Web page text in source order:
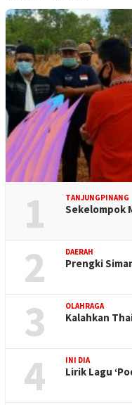
1 TANJUNGPINANG
Sekelompok
2 DAERAH
Prengki
3 OLAHRAGA
Kalahkan
4 INI DIA
Lirik Lagu